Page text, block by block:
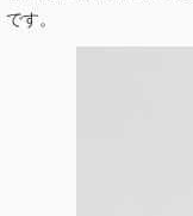
です。